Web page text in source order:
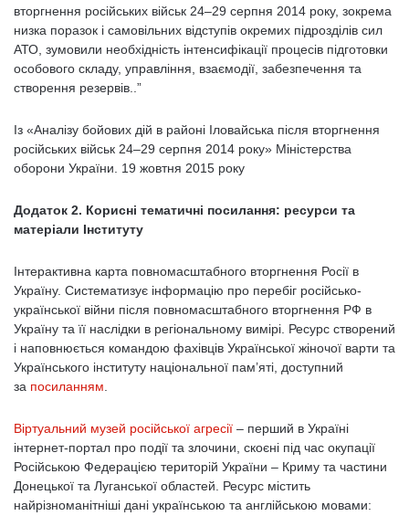
вторгнення російських військ 24–29 серпня 2014 року, зокрема
низка поразок і самовільних відступів окремих підрозділів сил
АТО, зумовили необхідність інтенсифікації процесів підготовки
особового складу, управління, взаємодії, забезпечення та
створення резервів..”
Із «Аналізу бойових дій в районі Іловайська після вторгнення
російських військ 24–29 серпня 2014 року» Міністерства
оборони України. 19 жовтня 2015 року
Додаток 2. Корисні тематичні посилання: ресурси та
матеріали Інституту
Інтерактивна карта повномасштабного вторгнення Росії в
Україну. Систематизує інформацію про перебіг російсько-
української війни після повномасштабного вторгнення РФ в
Україну та її наслідки в регіональному вимірі. Ресурс створений
і наповнюється командою фахівців Української жіночої варти та
Українського інституту національної пам’яті, доступний
за посиланням
Віртуальний музей російської агресії – перший в Україні
інтернет-портал про події та злочини, скоєні під час окупації
Російською Федерацією територій України – Криму та частини
Донецької та Луганської областей. Ресурс містить
найрізноманітніші дані українською та англійською мовами: